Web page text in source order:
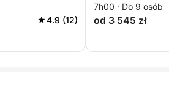
4.9 (12)
7h00 · Do 9 osób
od 3 545 zł